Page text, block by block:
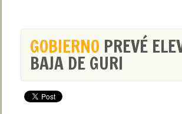
GOBIERNO PREVÉ
BAJA DE GURI